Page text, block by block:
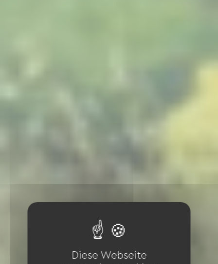
Diese Webseite